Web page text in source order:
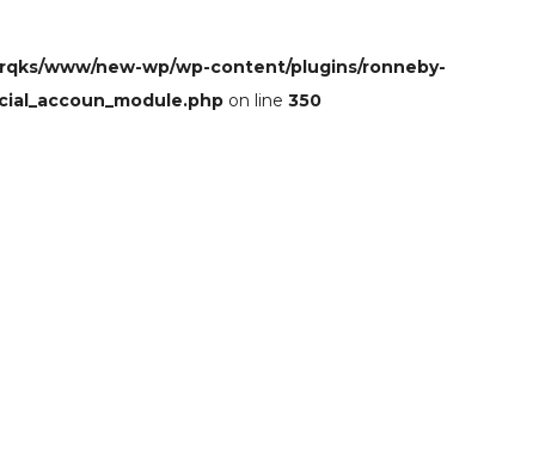
www/new-wp/wp-content/plugins/ronneby-
on line 350